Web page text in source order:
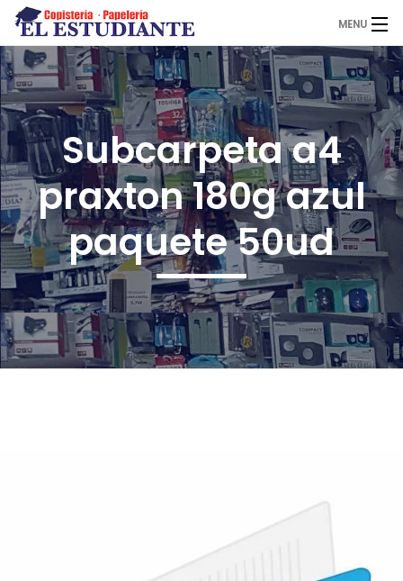
MENU
El Estudiante
Copistería
Papelería
Servicios
Novedades
Subcarpeta a4
praxton 180g azul
paquete 50ud